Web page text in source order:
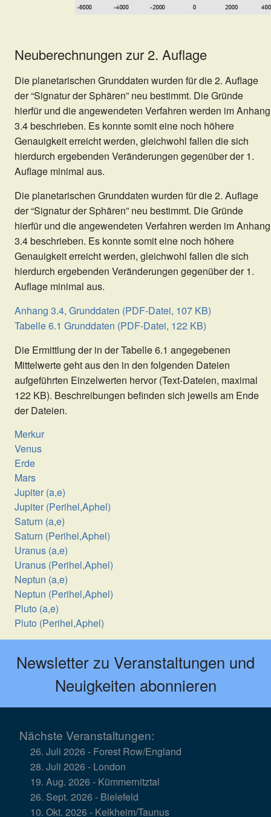
Neuberechnungen zur 2. Auflage
Die planetarischen Grunddaten wurden für die 2. Auflage
der “Signatur der Sphären” neu bestimmt. Die Gründe
hierfür und die angewendeten Verfahren werden im Anhang
3.4 beschrieben. Es konnte somit eine noch höhere
Genauigkeit erreicht werden, gleichwohl fallen die sich
hierdurch ergebenden Veränderungen gegenüber der 1.
Auflage minimal aus.
Die planetarischen Grunddaten wurden für die 2. Auflage
der “Signatur der Sphären” neu bestimmt. Die Gründe
hierfür und die angewendeten Verfahren werden im Anhang
3.4 beschrieben. Es konnte somit eine noch höhere
Genauigkeit erreicht werden, gleichwohl fallen die sich
hierdurch ergebenden Veränderungen gegenüber der 1.
Auflage minimal aus.
Anhang 3.4, Grunddaten (PDF-Datei, 107 KB)
Tabelle 6.1 Grunddaten (PDF-Datei, 122 KB)
Die Ermittlung der in der Tabelle 6.1 angegebenen
Mittelwerte geht aus den in den folgenden Dateien
aufgeführten Einzelwerten hervor (Text-Dateien, maximal
122 KB). Beschreibungen befinden sich jeweils am Ende
der Dateien.
Merkur
Venus
Erde
Mars
Jupiter (a,e)
Jupiter (Perihel,Aphel)
Saturn (a,e)
Saturn (Perihel,Aphel)
Uranus (a,e)
Uranus (Perihel,Aphel)
Neptun (a,e)
Neptun (Perihel,Aphel)
Pluto (a,e)
Pluto (Perihel,Aphel)
Newsletter zu Veranstaltungen und
Neuigkeiten abonnieren
Nächste Veranstaltungen:
26. Juli 2026 - Forest Row/England
28. Juli 2026 - London
19. Aug. 2026 - Kümmernitztal
26. Sept. 2026 - Bielefeld
10. Okt. 2026 - Kelkheim/Taunus